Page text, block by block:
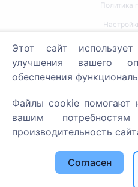
Политика
Поиск
SIA "CEMETY",
Этот сайт
улучшения вашего
обеспечения
Файлы cookie помогают
вашим
производительность
Согласен